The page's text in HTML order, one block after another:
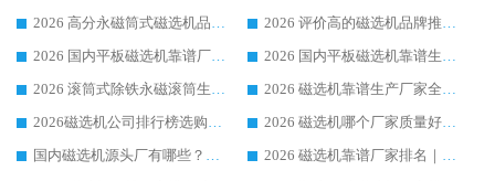
2026 高分永磁筒式磁选机品牌推荐 选矿设备强者对比测评采购避坑全攻略
2026 评价高的磁选机品牌推荐选购指南，永磁筒式磁选机设备领域强者全景行业口碑解析
2026 国内平板磁选机靠谱厂家排名 行业实测口碑设备按需选购全指南
2026 国内平板磁选机靠谱生产厂家推荐排名|行业口碑选购指南，领域强者按需选设备
2026 滚筒式除铁永磁滚筒生产厂家推荐排名|行业口碑选购指南，领域强者源头厂商精选
2026 磁选机靠谱生产厂家全梳理 分场景选型行业头部品牌选购参考攻略
2026磁选机公司排行榜选购指南|正规源头厂家推荐，领域强者高性价比靠谱信赖品牌
2026 磁选机哪个厂家质量好？十大靠谱磁电企业排名选购指南
国内磁选机源头厂有哪些？2026 综合实力排名与采购避坑技巧
2026 磁选机靠谱厂家排名｜华体会手机网页版-华体会(中国) 高性价比磁选机磁电品牌